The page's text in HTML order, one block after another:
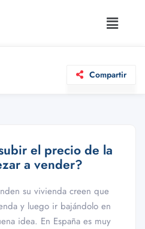
Compartir
el precio de la
a vender?
su vivienda creen que
y luego ir bajándolo en
idea. En España es muy